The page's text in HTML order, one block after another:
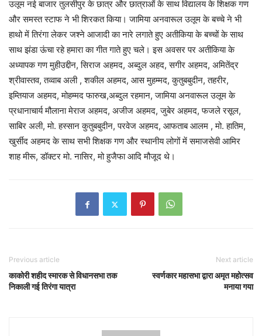
उलूम नई बाजार तुलसीपुर के छात्र और छात्राओं के साथ विद्यालय के शिक्षक गण
और समस्त स्टाफ ने भी शिरकत किया। जामिया अनवारूल उलूम के बच्चे ने भी
हाथो में तिरंगा लेकर जश्ने आजादी का नारे लगाते हुए अतीकिया के बच्चों के साथ
साथ झंडा ऊंचा रहे हमारा का गीत गाते हुए चले। इस अवसर पर अतीकिया के
अध्यापक गण मुहीउद्दीन, सिराज अहमद, अब्दुल अहद, सगीर अहमद, अमितेंद्र
श्रीवास्तव, तव्वाब अली , शकील अहमद, आस मुहम्मद, कुतुबबुदीन, तहरीर,
इम्तियाज अहमद, मोहम्मद फारुख,अब्दुल रहमान, जामिया अनवारूल उलूम के
प्रधानाचार्य मौलाना मेराज अहमद, अजीज अहमद, जुबेर अहमद, फजले रसूल,
साबिर अली, मो. हस्सान कुतुबबुदीन, परवेज अहमद, आफताब आलम , मो. हातिम,
खुर्सीद अहमद के साथ सभी शिक्षक गण और स्थानीय लोगों में समाजसेवी आमिर
शाह मीरू, डॉक्टर मो. नासिर, मो हुजैफा आदि मौजूद थे।
Previous article
काकोरी शहीद स्मारक से विधानसभा तक
निकाली गई तिरंगा यात्रा
Next article
स्वर्णकार महासभा द्वारा अमृत महोत्सव
मनाया गया